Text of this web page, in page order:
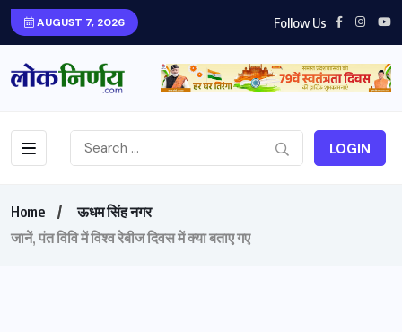
AUGUST 7, 2026 Follow Us
LOGIN
Home
ऊधम सिंह नगर
जानें, पंत विवि में विश्व रेबीज दिवस में क्या बताए गए